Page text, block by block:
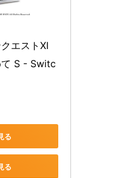
エストXI
て S - Switc
る
る